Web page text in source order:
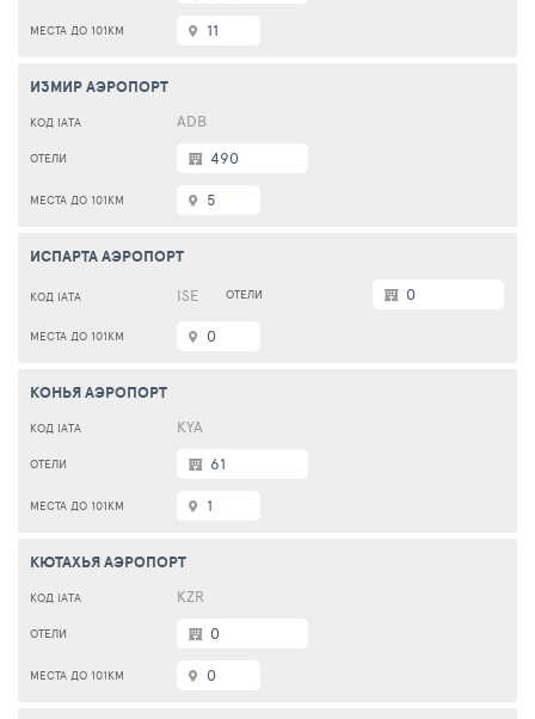
11
ИЗМИР АЭРОПОРТ
ADB
490
5
ИСПАРТА АЭРОПОРТ
ISE
0
0
КОНЬЯ АЭРОПОРТ
KYA
61
1
КЮТАХЬЯ АЭРОПОРТ
KZR
0
0